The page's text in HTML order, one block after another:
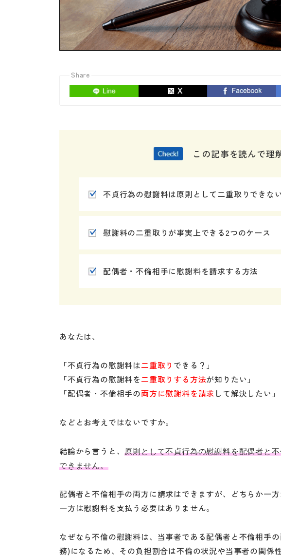
Share
この記事を読んで理
不貞行為の慰謝料は原則として二重取りできな
慰謝料の二重取りが事実上できる2つのケース
配偶者・不倫相手に慰謝料を請求する方法
あなたは、
「不貞行為の慰謝料は二重取り できる？」
「不貞行為の慰謝料を二重取りする方法が知りたい」
「配偶者・不倫相手の両方に慰謝料を請求 して解決したい」
などとお考えではないですか。
結論から言うと、原則として不貞行為の慰謝料を配偶者と
できません。
配偶者と不倫相手の両方に請求はできますが、どちらか一
一方は慰謝料を支払う必要はありません。
なぜなら不倫の慰謝料は、当事者である配偶者と不倫相手
務)になるため、その負担割合は不倫の状況や当事者の関係